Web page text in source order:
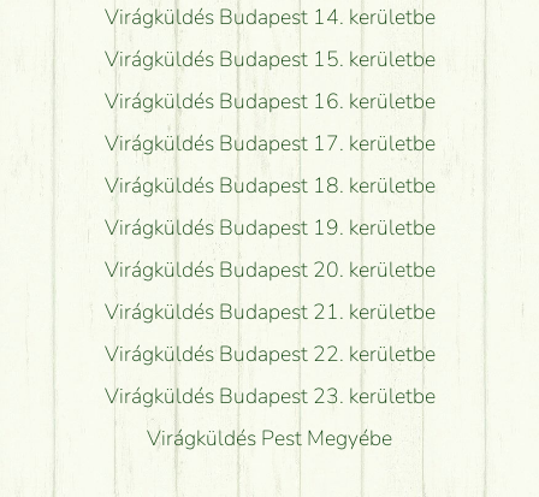
Virágküldés Budapest 14. kerületbe
Virágküldés Budapest 15. kerületbe
Virágküldés Budapest 16. kerületbe
Virágküldés Budapest 17. kerületbe
Virágküldés Budapest 18. kerületbe
Virágküldés Budapest 19. kerületbe
Virágküldés Budapest 20. kerületbe
Virágküldés Budapest 21. kerületbe
Virágküldés Budapest 22. kerületbe
Virágküldés Budapest 23. kerületbe
Virágküldés Pest Megyébe